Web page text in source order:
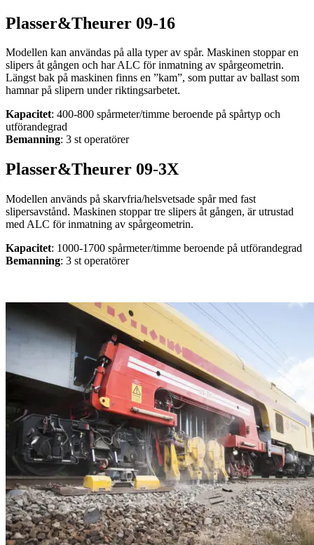
Plasser&Theurer 09-16
Modellen kan användas på alla typer av spår. Maskinen stoppar en
slipers åt gången och har ALC för inmatning av spårgeometrin.
Längst bak på maskinen finns en ”kam”, som puttar av ballast som
hamnar på slipern under riktingsarbetet.
Kapacitet: 400-800 spårmeter/timme beroende på spårtyp och
utförandegrad
Bemanning: 3 st operatörer
Plasser&Theurer 09-3X
Modellen används på skarvfria/helsvetsade spår med fast
slipersavstånd. Maskinen stoppar tre slipers åt gången, är utrustad
med ALC för inmatning av spårgeometrin.
Kapacitet: 1000-1700 spårmeter/timme beroende på utförandegrad
Bemanning: 3 st operatörer